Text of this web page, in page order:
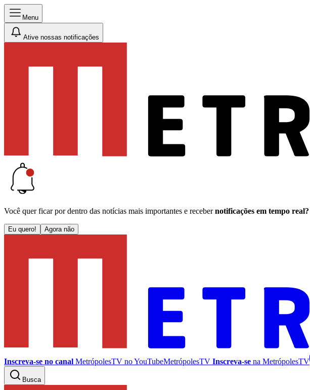
Menu
Ative nossas notificações
Você quer ficar por dentro das notícias mais importantes e receber notificações em tempo real?
Eu quero! Agora não
Inscreva-se no canal MetrópolesTV noYouTubeMetrópolesTV Inscreva-se na MetrópolesTV
Busca